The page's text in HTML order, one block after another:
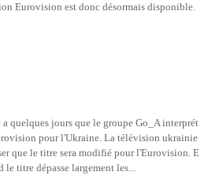
Eurovision est donc désormais disponible.
quelques jours que le groupe Go_A interprét
pour l'Ukraine. La télévision ukrainie
que le titre sera modifié pour l'Eurovision. E
le titre dépasse largement les...